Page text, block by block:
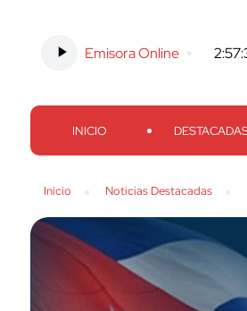
Emisora Online
INICIO
Inicio Noticias Destacadas